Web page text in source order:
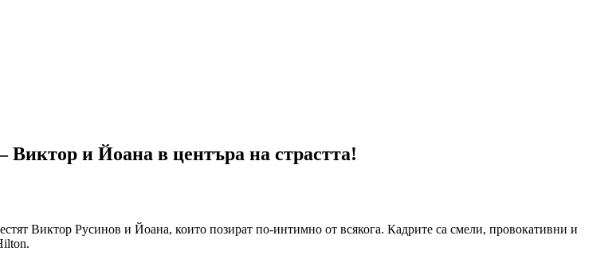
Виктор и Йоана в центъра на страстта!
Виктор Русинов и Йоана, които позират по-интимно от всякога. Кадрите са смели, провокативни и